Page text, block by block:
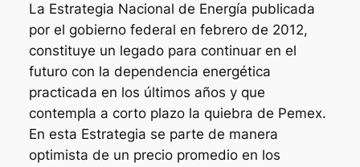
La Estrategia Nacional de Energía publicada
por el gobierno federal en febrero de 2012,
constituye un legado para continuar en el
futuro con la dependencia energética
practicada en los últimos años y que
contempla a corto plazo la quiebra de Pemex.
En esta Estrategia se parte de manera
optimista de un precio promedio en los